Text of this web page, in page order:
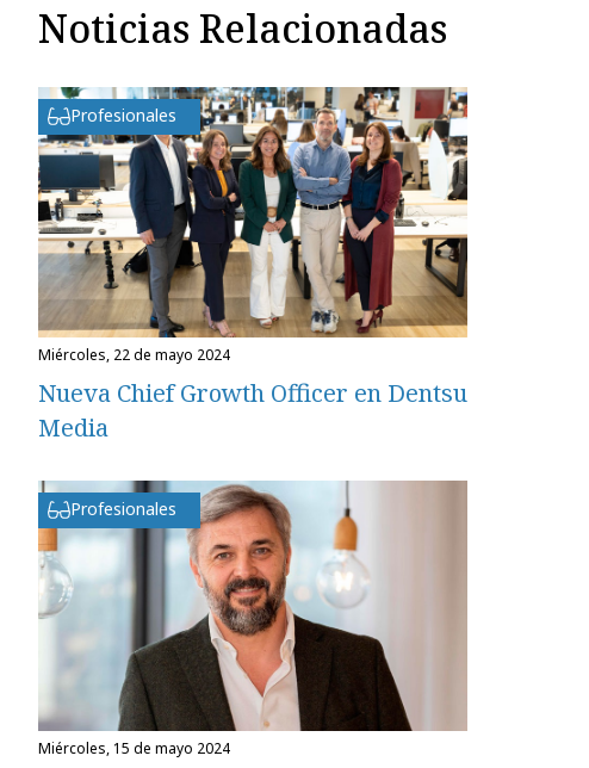
Noticias Relacionadas
Profesionales
miércoles, 22 de mayo 2024
Nueva Chief Growth Officer en Dentsu
Media
Profesionales
miércoles, 15 de mayo 2024